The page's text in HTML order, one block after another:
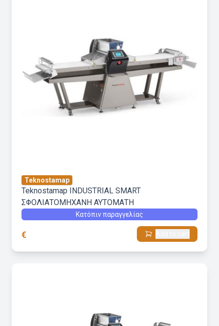
Teknostamap
Teknostamap INDUSTRIAL SMART
ΣΦΟΛΙΑΤΟΜΗΧΑΝΗ ΑΥΤΟΜΑΤΗ
Κατόπιν παραγγελίας
€